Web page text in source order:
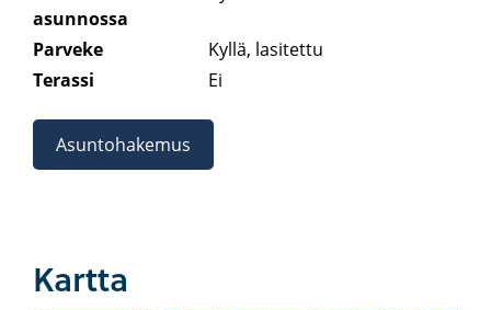
asunnossa
Parveke
Kyllä, lasitettu
Terassi
Ei
Asuntohakemus
Kartta